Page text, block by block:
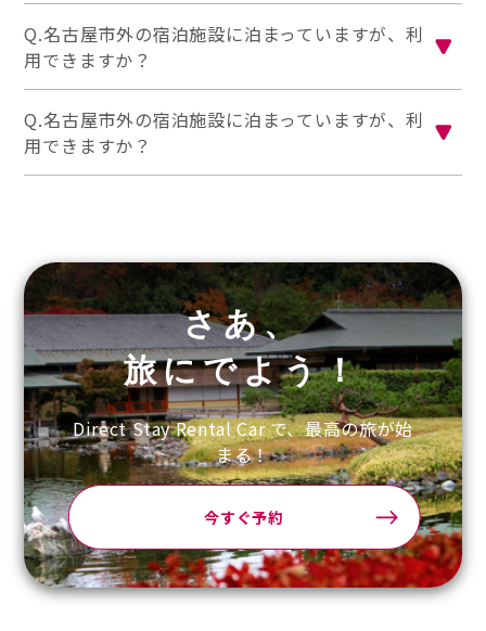
Q.名古屋市外の宿泊施設に泊まっていますが、利
用できますか？
Q.名古屋市外の宿泊施設に泊まっていますが、利
用できますか？
さあ、
旅にでよう！
Direct Stay Rental Car で、最高の旅が始
まる！
今すぐ予約